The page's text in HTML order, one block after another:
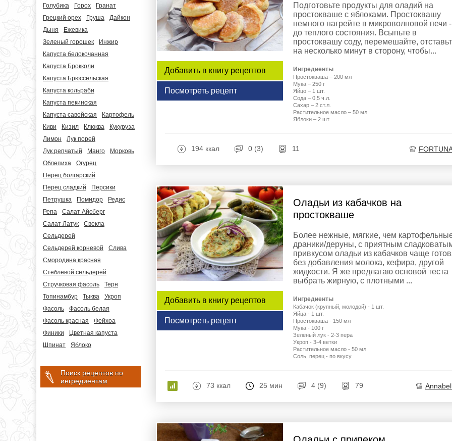
Голубика
Горох
Гранат
Грецкий орех
Груша
Дайкон
Дыня
Ежевика
Зеленый горошек
Инжир
Капуста белокочанная
Капуста Брокколи
Капуста Брюссельская
Капуста кольраби
Капуста пекинская
Капуста савойская
Картофель
Киви
Кизил Клюква
Кукуруза
Лимон
Лук порей
Лук репчатый
Манго
Морковь
Облепиха
Огурец
Перец болгарский
Перец сладкий
Персики
Петрушка
Помидор
Редис
Репа
Салат Айсберг
Салат Латук
Свекла
Сельдерей
Сельдерей корневой
Слива
Смородина красная
Стеблевой сельдерей
Стручковая фасоль
Терн
Топинамбур
Тыква
Укроп
Фасоль
Фасоль белая
Фасоль красная
Фейхоа
Финики
Цветная капуста
Шпинат
Яблоко
Поиск рецептов по
ингредиентам
Добавить в книгу рецептов
Посмотреть рецепт
Подготовьте продукты для оладий на
простокваше с яблоками. Простоквашу
немного нагрейте в микроволновой печи -
до теплого состояния. Всыпьте в
простоквашу соду, перемешайте,
на несколько минут в сторону, чтобы...
Ингредиенты
Простокваша – 200 мл
Мука – 250 г
Яйцо – 1 шт.
Сода – 0,5 ч.л.
Сахар – 2 ст.л.
Растительное масло – 50 мл
Яблоки – 2 шт.
194 ккал 0 (3) 11
Добавить в книгу рецептов
Посмотреть рецепт
Оладьи из кабачков на
простокваше
Более нежные, мягкие, чем
драники/деруны, с приятным
привкусом оладьи из кабачков чаще
без добавления молока, кефира, другой
жидкости. Я же предлагаю основой теста
выбрать жирную, с плотными ...
Ингредиенты
Кабачок (крупный, молодой) - 1 шт.
Яйца - 1 шт.
Простокваша - 150 мл
Мука - 100 г
Зеленый лук - 2-3 пера
Укроп - 3-4 ветки
Растительное масло - 50 мл
Соль, перец - по вкусу
73 ккал 25 мин 4 (9) 79